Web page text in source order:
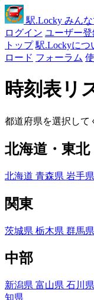
駅.Locky みん
ログイン ユーザー登
トップ 駅.Lockyにつ
ロード フォーラム
時刻表リ
都道府県を選択して
北海道・東北
北海道 青森県 岩手県
関東
茨城県 栃木県 群馬県
中部
新潟県 富山県 石川県
知県